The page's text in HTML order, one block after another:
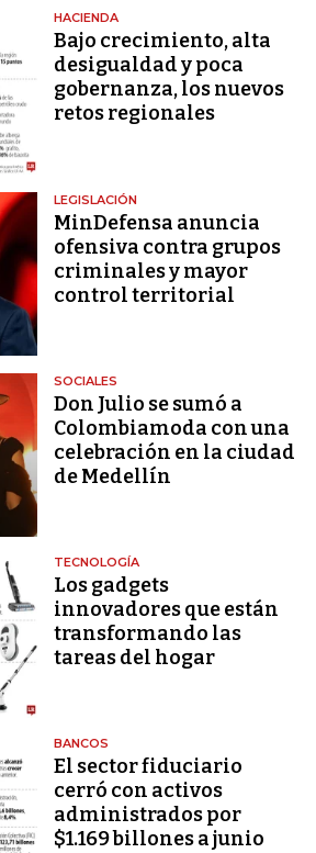
HACIENDA
Bajo crecimiento, alta
desigualdad y poca
gobernanza, los nuevos
retos regionales
LEGISLACIÓN
MinDefensa anuncia
ofensiva contra grupos
criminales y mayor
control territorial
SOCIALES
Don Julio se sumó a
Colombiamoda con una
celebración en la ciudad
de Medellín
TECNOLOGÍA
Los gadgets
innovadores que están
transformando las
tareas del hogar
BANCOS
El sector fiduciario
cerró con activos
administrados por
$1.169 billones a junio